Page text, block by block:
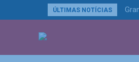
ÚLTIMAS NOTÍCIAS
Uncategorized